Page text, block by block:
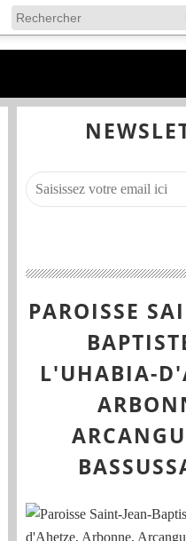
PAROISSE
L'UHABIA-